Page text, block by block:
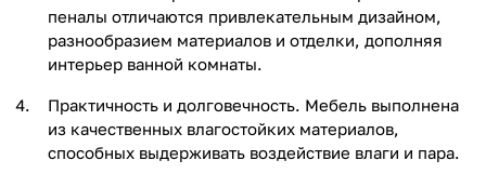
пеналы отличаются привлекательным дизайном,
разнообразием материалов и отделки, дополняя
интерьер ванной комнаты.
Практичность и долговечность. Мебель выполнена
из качественных влагостойких материалов,
способных выдерживать воздействие влаги и пара.